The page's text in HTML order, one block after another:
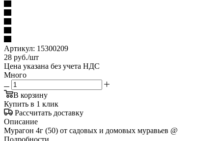
Артикул: 15300209
28 руб./шт
Цена указана без учета НДС
Много
В корзину
Купить в 1 клик
Рассчитать доставку
Описание
Мурагон 4г (50) от садовых и домовых муравьев @
Подробности